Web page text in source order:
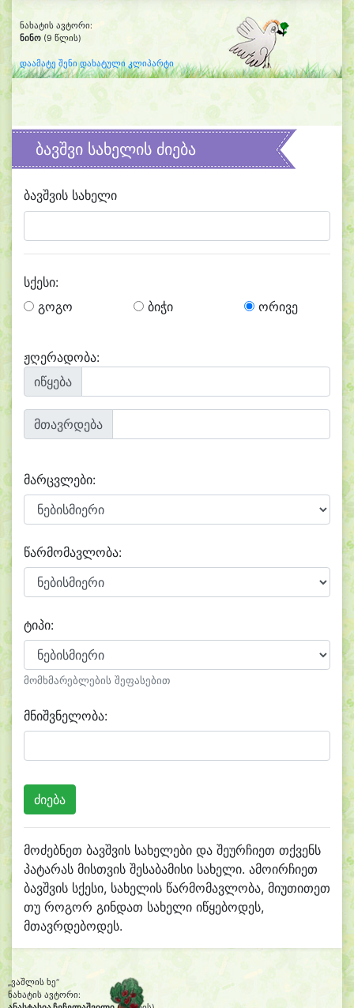
ნახატის ავტორი:
ნინო (9 წლის)
დაამატე შენი დახატული კლიპარტი
ბავშვი სახელის ძიება
ბავშვის სახელი
სქესი:
გოგო
ბიჭი ორივე
ჟღერადობა:
იწყება
მთავრდება
მარცვლები:
წარმომავლობა:
ტიპი:
მომხმარებლების შეფასებით
მნიშვნელობა:
მოძებნეთ ბავშვის სახელები და შეურჩიეთ თქვენს
პატარას მისთვის შესაბამისი სახელი. ამოირჩიეთ
ბავშვის სქესი, სახელის წარმომავლობა, მიუთითეთ
თუ როგორ გინდათ სახელი იწყებოდეს,
მთავრდებოდეს.
„ვაშლის ხე“
ნახატის ავტორი: